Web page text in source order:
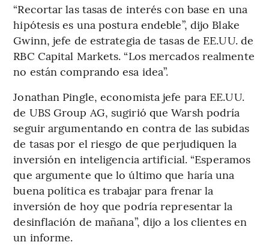
“Recortar las tasas de interés con base en una
hipótesis es una postura endeble”, dijo Blake
Gwinn, jefe de estrategia de tasas de EE.UU. de
RBC Capital Markets. “Los mercados realmente
no están comprando esa idea”.
Jonathan Pingle, economista jefe para EE.UU.
de UBS Group AG, sugirió que Warsh podría
seguir argumentando en contra de las subidas
de tasas por el riesgo de que perjudiquen la
inversión en inteligencia artificial. “Esperamos
que argumente que lo último que haría una
buena política es trabajar para frenar la
inversión de hoy que podría representar la
desinflación de mañana”, dijo a los clientes en
un informe.